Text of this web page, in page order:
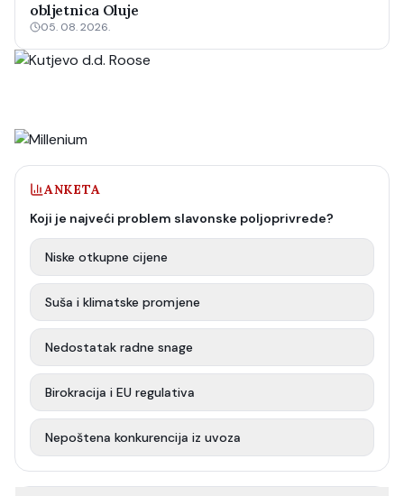
obljetnica Oluje
05. 08. 2026.
ANKETA
Koji je najveći problem slavonske poljoprivrede?
Niske otkupne cijene
Suša i klimatske promjene
Nedostatak radne snage
Birokracija i EU regulativa
Nepoštena konkurencija iz uvoza